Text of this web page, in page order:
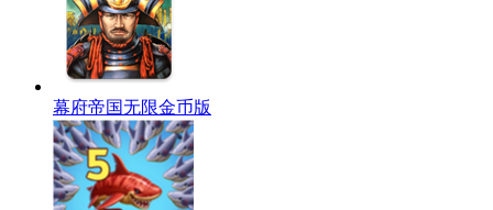
幕府帝国无限金币版